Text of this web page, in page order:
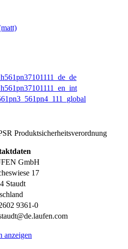
Produktsicherheitsverordnung
GmbH
17
Staudt
9361-0
anzeigen